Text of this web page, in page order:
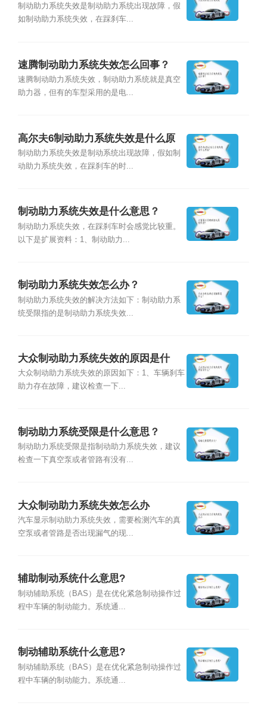
制动助力系统失效是制动助力系统出现故障，假
如制动助力系统失效，在踩刹车...
速腾制动助力系统失效怎么回事？
速腾制动助力系统失效，制动助力系统就是真空
助力器，但有的车型采用的是电...
高尔夫6制动助力系统失效是什么原
因？
制动助力系统失效是制动系统出现故障，假如制
动助力系统失效，在踩刹车的时...
制动助力系统失效是什么意思？
制动助力系统失效，在踩刹车时会感觉比较重。
以下是扩展资料：1、制动助力...
制动助力系统失效怎么办？
制动助力系统失效的解决方法如下：制动助力系
统受限指的是制动助力系统失效...
大众制动助力系统失效的原因是什
么？
大众制动助力系统失效的原因如下：1、车辆刹车
助力存在故障，建议检查一下...
制动助力系统受限是什么意思？
制动助力系统受限是指制动助力系统失效，建议
检查一下真空泵或者管路有没有...
大众制动助力系统失效怎么办
汽车显示制动助力系统失效，需要检测汽车的真
空泵或者管路是否出现漏气的现...
辅助制动系统什么意思?
制动辅助系统（BAS）是在优化紧急制动操作过
程中车辆的制动能力。系统通...
制动辅助系统什么意思?
制动辅助系统（BAS）是在优化紧急制动操作过
程中车辆的制动能力。系统通...